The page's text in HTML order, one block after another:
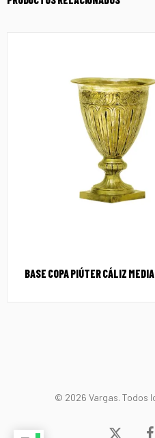
BASE COPA PIÚTER CÁLIZ
© 2026 Vargas. Todos
x-